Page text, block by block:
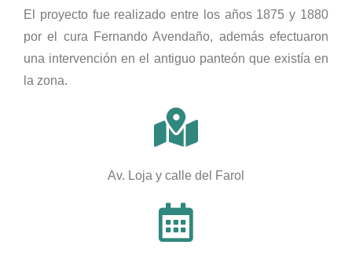
El proyecto fue realizado entre los años 1875 y 1880
por el cura Fernando Avendaño, además efectuaron
una intervención en el antiguo panteón que existía en
la zona.
Av. Loja y calle del Farol